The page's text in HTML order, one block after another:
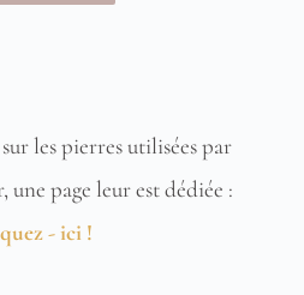
les pierres utilisées par
- ici !